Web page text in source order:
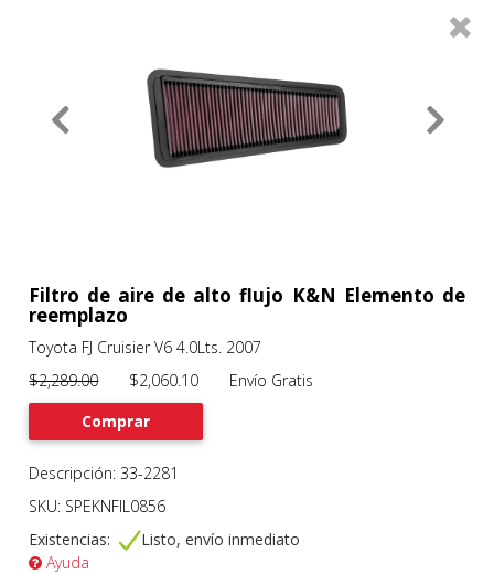
0
Previous
Filtro de aire de alto flujo K&N Elemento de
reemplazo
Toyota FJ Cruisier V6 4.0Lts. 2007
$2,289.00$2,060.10 Envío Gratis
Comprar
Descripción: 33-2281
SKU: SPEKNFIL0856
Existencias:
Listo, envío inmediato
Ayuda